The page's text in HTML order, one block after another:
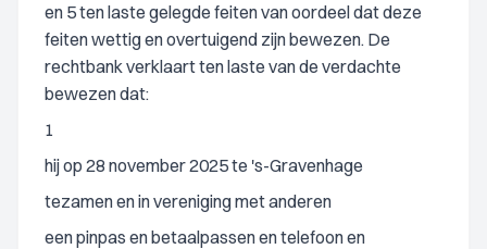
en 5 ten laste gelegde feiten van oordeel dat deze
feiten wettig en overtuigend zijn bewezen. De
rechtbank verklaart ten laste van de verdachte
bewezen dat:
1
hij op 28 november 2025 te 's-Gravenhage
tezamen en in vereniging met anderen
een pinpas en betaalpassen en telefoon en